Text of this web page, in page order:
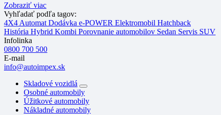
Zobraziť viac
Vyhľadať podľa tagov:
4X4 Automat Dodávka e-POWER Elektromobil Hatchback
História Hybrid Kombi Porovnanie automobilov Sedan Servis SUV
Infolinka
0800 700 500
E-mail
info@autoimpex.sk
Skladové vozidlá
Osobné automobily
Úžitkové automobily
Nákladné automobily